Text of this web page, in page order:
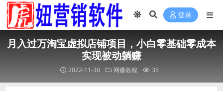
登录
月入过万淘宝虚拟店铺项目，小白零基础零成本
实现被动躺赚
2022-11-30 网赚教程 35